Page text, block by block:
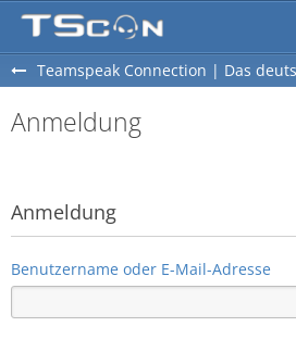
Teamspeak Connection | Das
Anmeldung
Anmeldung
Benutzername oder E-Mail-Adresse